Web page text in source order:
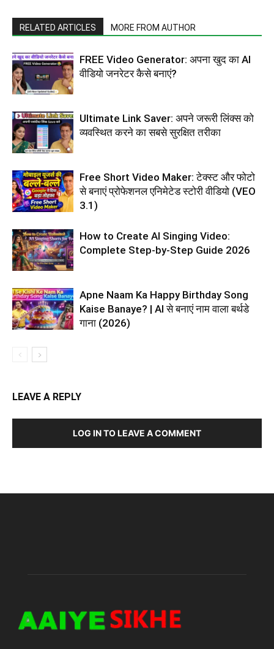
RELATED ARTICLES MORE FROM AUTHOR
FREE Video Generator: अपना खुद का AI
वीडियो जनरेटर कैसे बनाएं?
Ultimate Link Saver: अपने जरूरी लिंक्स को
व्यवस्थित करने का सबसे सुरक्षित तरीका
Free Short Video Maker: टेक्स्ट और फोटो
से बनाएं प्रोफेशनल एनिमेटेड स्टोरी वीडियो (VEO
3.1)
How to Create AI Singing Video:
Complete Step-by-Step Guide 2026
Apne Naam Ka Happy Birthday Song
Kaise Banaye? | AI से बनाएं नाम वाला बर्थडे
गाना (2026)
LEAVE A REPLY
LOG IN TO LEAVE A COMMENT